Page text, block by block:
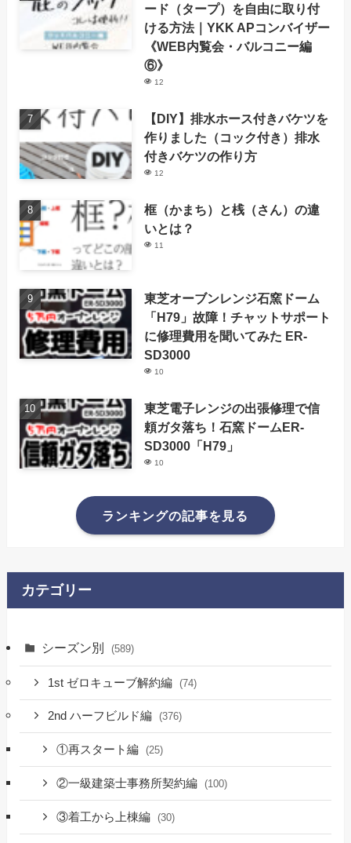
ード（タープ）を自由に取り付
ける方法｜YKK APコンバイザー
《WEB内覧会・バルコニー編
⑥》
12
【DIY】排水ホース付きバケツを
作りました（コック付き）排水
付きバケツの作り方
12
框（かまち）と桟（さん）の違
いとは？
11
東芝オーブンレンジ石窯ドーム
「H79」故障！チャットサポート
に修理費用を聞いてみた ER-
SD3000
10
東芝電子レンジの出張修理で信
頼ガタ落ち！石窯ドームER-
SD3000「H79」
10
ランキングの記事を見る
カテゴリー
シーズン別 (589)
1st ゼロキューブ解約編 (74)
2nd ハーフビルド編 (376)
①再スタート編 (25)
②一級建築士事務所契約編 (100)
③着工から上棟編 (30)